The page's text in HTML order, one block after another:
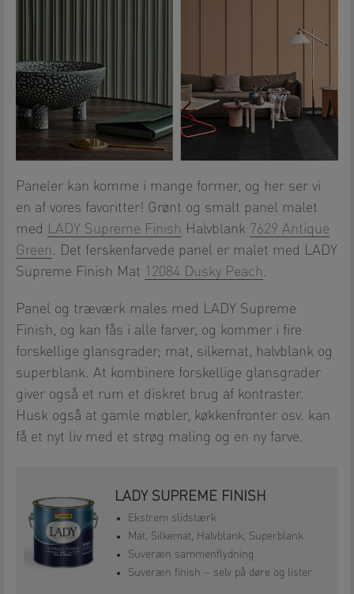
Paneler kan komme i mange former, og her ser vi
en af vores favoritter! Grønt og smalt panel malet
med
LADY Supreme Finish Halvblank 7629 Antique
Green. Det ferskenfarvede panel er malet med LADY
Supreme Finish Mat 12084 Dusky Peach.
Panel og træværk males med LADY Supreme
Finish, og kan fås i alle farver, og kommer i fire
forskellige glansgrader; mat, silkemat, halvblank og
superblank. At kombinere forskellige glansgrader
giver også et rum et diskret brug af kontraster.
Husk også at gamle møbler, køkkenfronter osv. kan
få et nyt liv med et strøg maling og en ny farve.
LADY SUPREME FINISH
Ekstrem slidstærk
Mat, Silkemat, Halvblank, Superblank
Suveræn sammenflydning
Suveræn finish – selv på døre og lister